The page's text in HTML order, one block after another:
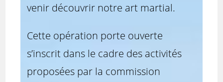
venir découvrir notre art martial.
Cette opération porte ouverte
s’inscrit dans le cadre des activités
proposées par la commission